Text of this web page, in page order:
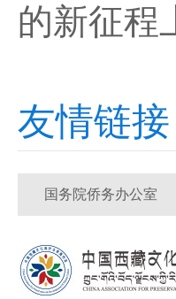
的新征程
友情链接
国务院侨务办公室